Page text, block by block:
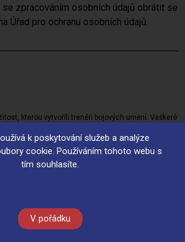
zpracováním osobních údajů obrátit se
Úřad pro ochranu osobních údajů.
kterou vytvořili trenéři bojových umění. Veškeré
nám a dělejte to, co vás baví!
•MaArtial a.s.Pobřežní 249/46, Praha 8, 186
09515097, spisová značka: B 25656/MSPH Městský
k poskytování služeb a analýze
cookie. Používáním tohoto webu s
tím souhlasíte.
V pořádku